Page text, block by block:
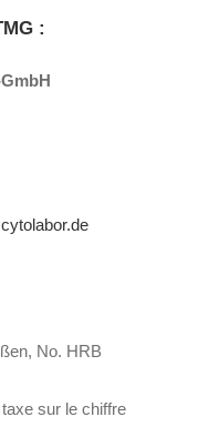
:
No. HRB
taxe sur le chiffre